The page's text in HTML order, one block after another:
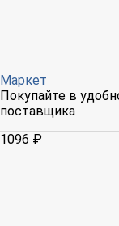
Маркет
Покупайте в
поставщика
1096 ₽